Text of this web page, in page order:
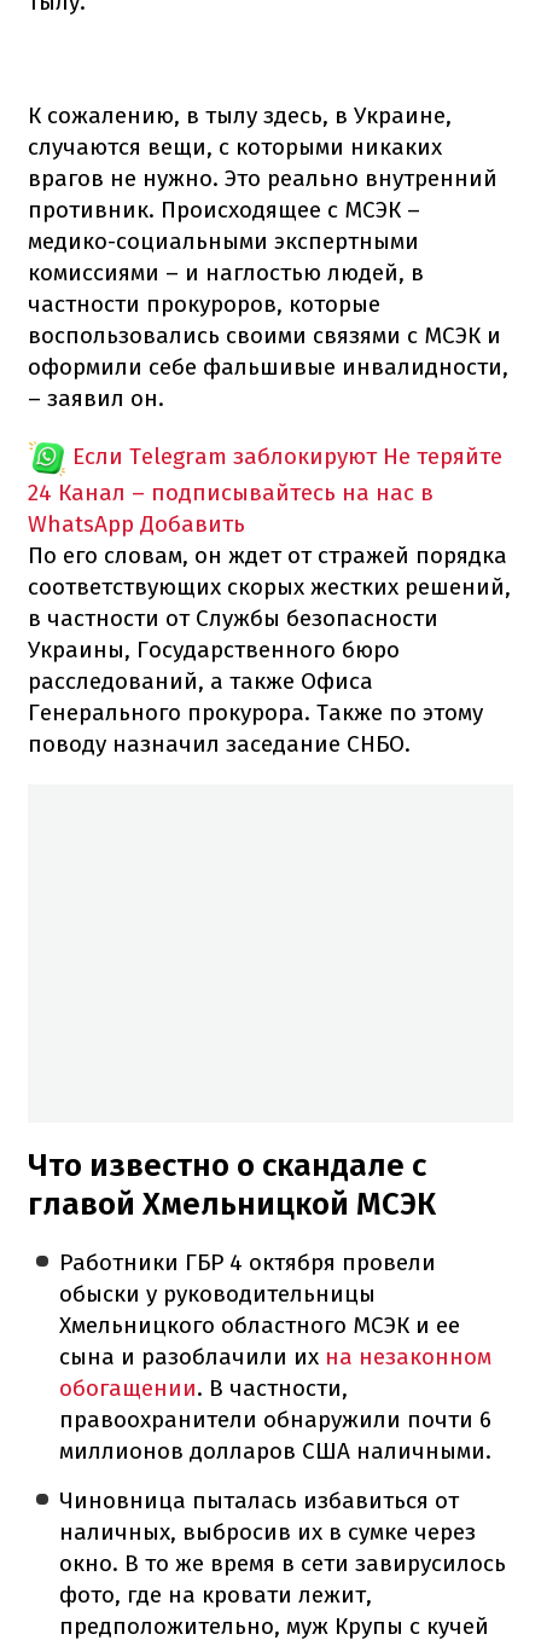
К сожалению, в тылу здесь, в Украине,
случаются вещи, с которыми никаких
врагов не нужно. Это реально внутренний
противник. Происходящее с МСЭК –
медико-социальными экспертными
комиссиями – и наглостью людей, в
частности прокуроров, которые
воспользовались своими связями с МСЭК и
оформили себе фальшивые инвалидности,
– заявил он.
Если Telegram заблокируют Не теряйте
24 Канал – подписывайтесь на нас в
WhatsApp Добавить
По его словам, он ждет от стражей порядка
соответствующих скорых жестких решений,
в частности от Службы безопасности
Украины, Государственного бюро
расследований, а также Офиса
Генерального прокурора. Также по этому
поводу назначил заседание СНБО.
Что известно о скандале с
главой Хмельницкой МСЭК
Работники ГБР 4 октября провели
обыски у руководительницы
Хмельницкого областного МСЭК и ее
сына и разоблачили их на незаконном
обогащении. В частности,
правоохранители обнаружили почти 6
миллионов долларов США наличными.
Чиновница пыталась избавиться от
наличных, выбросив их в сумке через
окно. В то же время в сети завирусилось
фото, где на кровати лежит,
предположительно, муж Крупы с кучей